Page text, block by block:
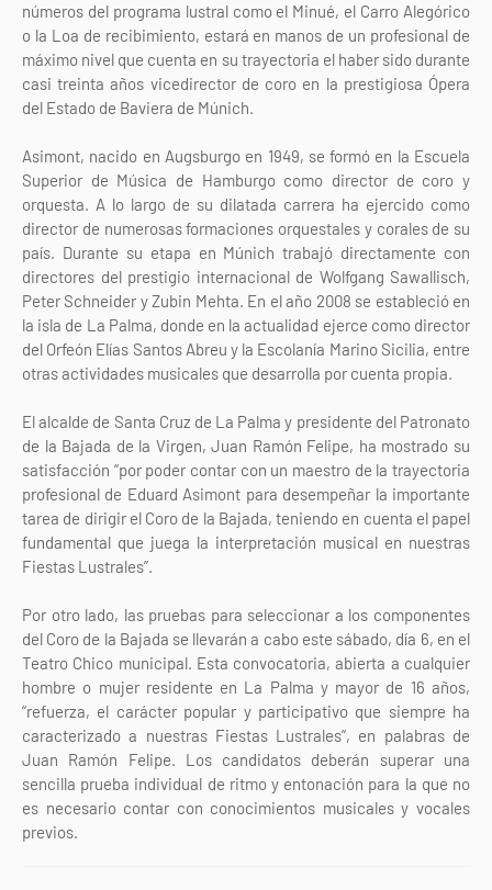
números del programa lustral como el Minué, el Carro Alegórico
o la Loa de recibimiento, estará en manos de un profesional de
máximo nivel que cuenta en su trayectoria el haber sido durante
casi treinta años vicedirector de coro en la prestigiosa Ópera
del Estado de Baviera de Múnich.
Asimont, nacido en Augsburgo en 1949, se formó en la Escuela
Superior de Música de Hamburgo como director de coro y
orquesta. A lo largo de su dilatada carrera ha ejercido como
director de numerosas formaciones orquestales y corales de su
país. Durante su etapa en Múnich trabajó directamente con
directores del prestigio internacional de Wolfgang Sawallisch,
Peter Schneider y Zubin Mehta. En el año 2008 se estableció en
la isla de La Palma, donde en la actualidad ejerce como director
del Orfeón Elías Santos Abreu y la Escolanía Marino Sicilia, entre
otras actividades musicales que desarrolla por cuenta propia.
El alcalde de Santa Cruz de La Palma y presidente del Patronato
de la Bajada de la Virgen, Juan Ramón Felipe, ha mostrado su
satisfacción “por poder contar con un maestro de la trayectoria
profesional de Eduard Asimont para desempeñar la importante
tarea de dirigir el Coro de la Bajada, teniendo en cuenta el papel
fundamental que juega la interpretación musical en nuestras
Fiestas Lustrales”.
Por otro lado, las pruebas para seleccionar a los componentes
del Coro de la Bajada se llevarán a cabo este sábado, día 6, en el
Teatro Chico municipal. Esta convocatoria, abierta a cualquier
hombre o mujer residente en La Palma y mayor de 16 años,
“refuerza, el carácter popular y participativo que siempre ha
caracterizado a nuestras Fiestas Lustrales”, en palabras de
Juan Ramón Felipe. Los candidatos deberán superar una
sencilla prueba individual de ritmo y entonación para la que no
es necesario contar con conocimientos musicales y vocales
previos.